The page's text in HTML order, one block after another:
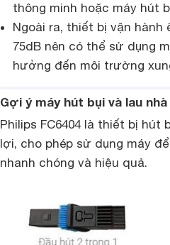
thông minh hoặc máy hút
Ngoài ra, thiết bị vận
75dB nên có thể sử dụng
hưởng đến môi trường
Gợi ý máy hút bụi và lau nhà
Philips FC6404 là thiết bị
lợi, cho phép sử dụng máy
nhanh chóng và hiệu quả.